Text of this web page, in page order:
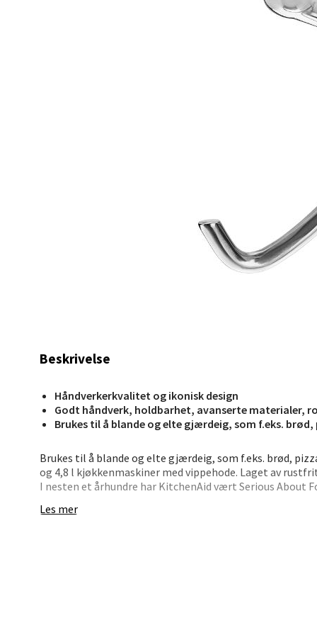
Beskrivelse
Håndverkerkvalitet og ikonisk design
Godt håndverk, holdbarhet, avanserte materialer,
Brukes til å blande og elte gjærdeig, som f.eks.
Brukes til å blande og elte gjærdeig, som f.eks. brød,
og 4,8 l kjøkkenmaskiner med vippehode. Laget av
I nesten et århundre har KitchenAid vært Serious About
Les mer
Åpent i
Åpent